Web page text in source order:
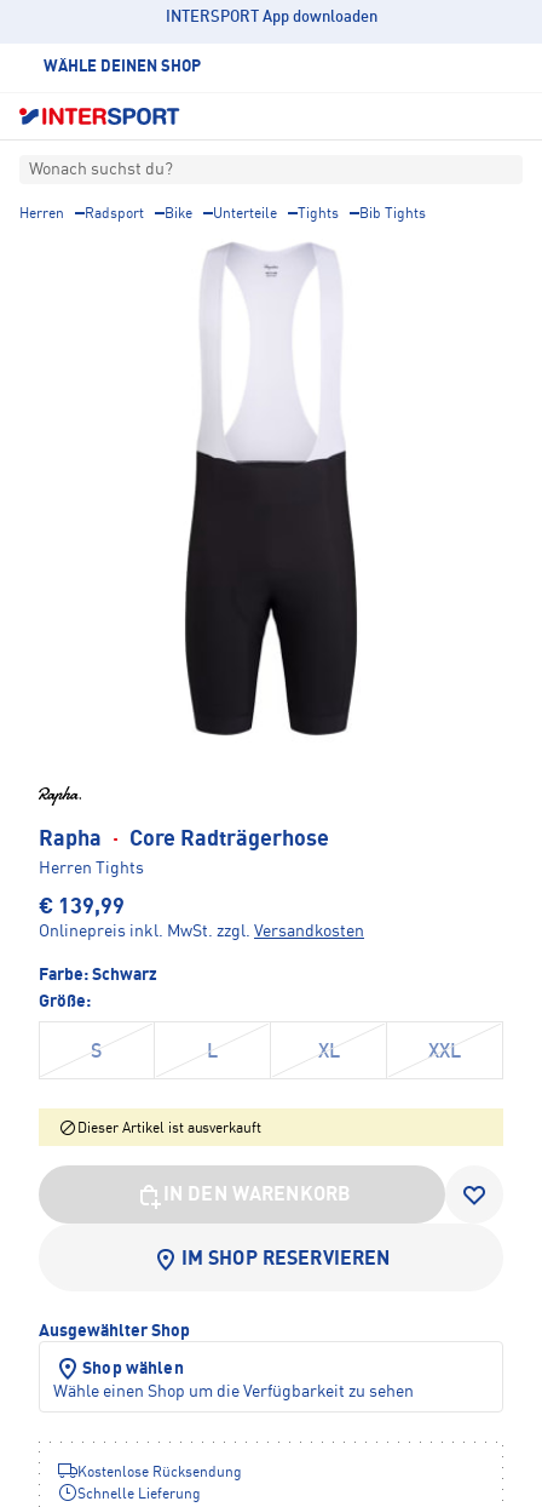
INTERSPORT App downloaden
WÄHLE DEINEN SHOP
Wonach suchst du?
Herren Radsport Bike Unterteile Tights Bib Tights
Rapha · Core Radträgerhose
Herren Tights
€ 139,99
Onlinepreis inkl. MwSt. zzgl. Versandkosten
Farbe: Schwarz
Größe:
S L XL XXL
Dieser Artikel ist ausverkauft
IN DEN WARENKORB
IM SHOP RESERVIEREN
Ausgewählter Shop
Shop wählen
Wähle einen Shop um die Verfügbarkeit zu sehen
Kostenlose Rücksendung
Schnelle Lieferung